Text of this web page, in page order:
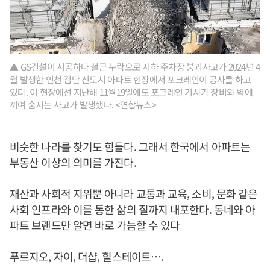
▲ GS건설이 시공하다 철근 누락으로 지하 주차장 붕괴사고가 2024년 4
월 발생한 인천 검단 신도시 아파트 현장에서 포크레인이 공사를 하고
있다. 이 현장에선 지난해 11월19일에도 포크레인 기사가 장비와 벽에
끼여 숨지는 사고가 발생했다. <연합뉴스>
비슷한 나라를 찾기도 힘들다. 그래서 한국에서 아파트는
부동산 이상의 의미를 가진다.
재산과 사회적 지위뿐 아니라 교통과 교육, 소비, 문화 같은
사회 인프라와 이를 통한 삶의 질까지 내포한다. 동네와 아
파트 브랜드만 알면 바로 가늠할 수 있다
푸르지오, 자이, 더샵, 힐스테이트….